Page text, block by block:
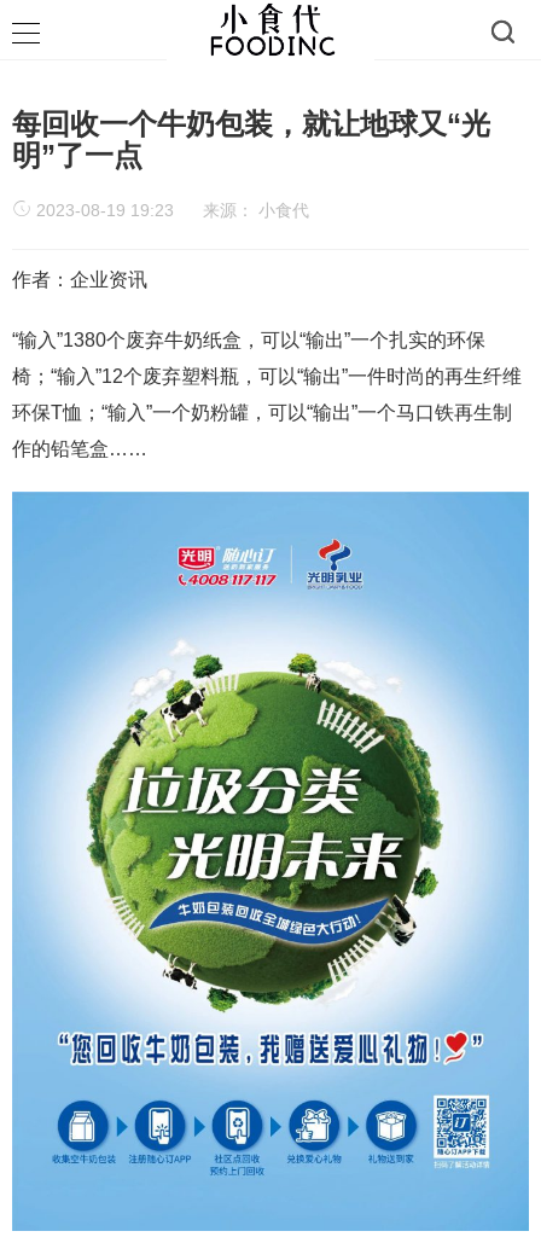
每回收一个牛奶包装，就让地球又“光
明”了一点
2023-08-19 19:23 来源： 小食代
作者：企业资讯
“输入”1380个废弃牛奶纸盒，可以“输出”一个扎实的环保
椅；“输入”12个废弃塑料瓶，可以“输出”一件时尚的再生纤维
环保T恤；“输入”一个奶粉罐，可以“输出”一个马口铁再生制
作的铅笔盒……